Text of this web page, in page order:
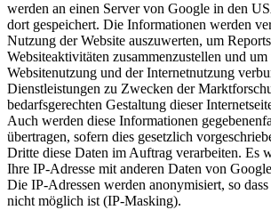
werden an einen Server von Google in den
dort gespeichert. Die Informationen werden
Nutzung der Website auszuwerten, um
Websiteaktivitäten zusammenzustellen und
Websitenutzung und der Internetnutzung
Dienstleistungen zu Zwecken der
bedarfsgerechten Gestaltung dieser
Auch werden diese Informationen
übertragen, sofern dies gesetzlich
Dritte diese Daten im Auftrag verarbeiten. Es
Ihre IP-Adresse mit anderen Daten von
Die IP-Adressen werden anonymisiert, so
nicht möglich ist (IP-Masking).